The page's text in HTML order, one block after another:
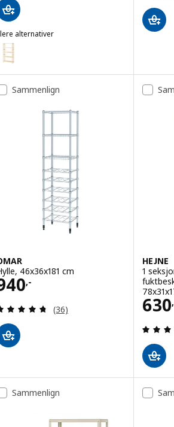
alternativer
IVAR, Hylle, furu, 89x30x179 cm
Sammenlign
46x36x181 cm
,-
940,-
Gjennomgang: 4.7 av 5
(36)
HEJNE
1
630
Pris
Sammenlign